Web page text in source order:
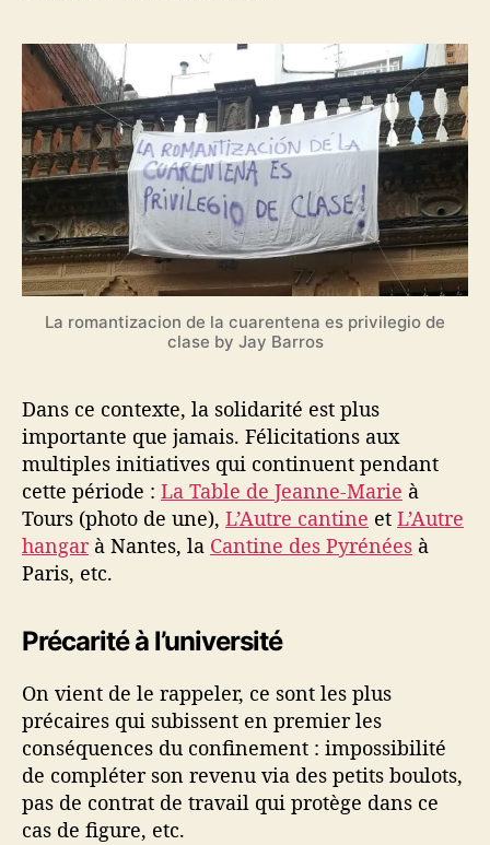
La romantizacion de la cuarentena es privilegio de
clase by Jay Barros
Dans ce contexte, la solidarité est plus
importante que jamais. Félicitations aux
multiples initiatives qui continuent pendant
cette période : La Table de Jeanne-Marie à
Tours (photo de une), L’Autre cantine et L’Autre
hangarà Nantes, la Cantine des Pyrénées à
Paris, etc.
Précarité à l’université
On vient de le rappeler, ce sont les plus
précaires qui subissent en premier les
conséquences du confinement : impossibilité
de compléter son revenu via des petits boulots,
pas de contrat de travail qui protège dans ce
cas de figure, etc.